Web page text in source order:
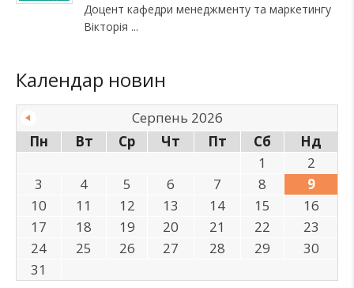
Доцент кафедри менеджменту та маркетингу
Вікторія
Календар новин
Серпень 2026
Пн
Вт Ср Чт Пт Сб
Нд
1
2
3
4 5 6 7 8
9
10
11 12 13 14 15
16
17
18 19 20 21 22
23
24
25 26 27 28 29
30
31